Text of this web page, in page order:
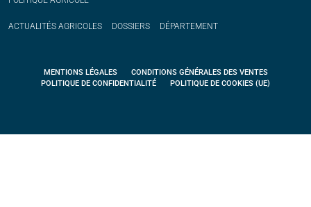
ACTUALITÉS AGRICOLES DOSSIERS DÉPARTEMENT
MENTIONS LÉGALES
CONDITIONS GÉNÉRALES DES VENTES
POLITIQUE DE CONFIDENTIALITÉ
POLITIQUE DE COOKIES (UE)